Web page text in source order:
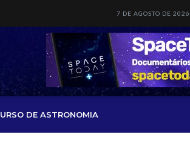
7 DE AGOSTO DE 2026
DE ASTRONOMIA